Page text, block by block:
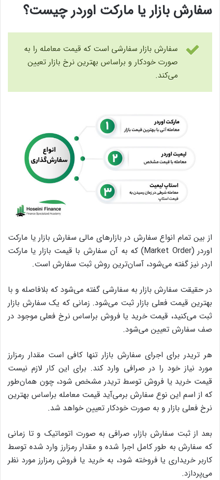
سفارش بازار یا مارکت اوردر چیست؟
سفارش بازار سفارشی است که قیمت معامله را به
صورت خودکار و براساس بهترین نرخ بازار تعیین
می‌کند.
از بین تمام انواع سفارش در بازارهای مالی سفارش بازار یا مارکت
اوردر (Market Order) که به آن سفارش با قیمت بازار یا مارکت
اردر نیز گفته می‌شود، آسان‌ترین روش ثبت سفارش است.
در حقیقت سفارش بازار به سفارشی گفته می‌شود که بلافاصله و با
بهترین قیمت فعلی بازار ثبت می‌شود. زمانی که یک سفارش بازار
ثبت می‌کنید، قیمت خرید یا فروش براساس نرخ فعلی موجود در
صف سفارش تعیین می‌شود.
هر تریدر برای اجرای سفارش بازار تنها کافی است مقدار رمزارز
مورد نیاز خود را در صرافی وارد کند. برای این کار لازم نیست
قیمت خرید یا فروش توسط تریدر مشخص شود، چون همان‌طور
که از اسم این نوع سفارش برمی‌آید قیمت معامله براساس بهترین
نرخ فعلی بازار و به صورت خودکار تعیین خواهد شد.
بعد از ثبت سفارش بازار، صرافی به صورت اتوماتیک و تا زمانی
که سفارش به طور کامل اجرا شده و مقدار رمزارز وارد شده توسط
کاربر خریداری یا فروخته شود، به خرید یا فروش رمزارز مورد نظر
می‌پردازد.